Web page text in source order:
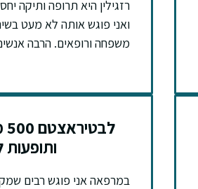
רזגילין היא תרופה ותיקה
ואני פוגש אותה לא מעט
משפחה ורופאים. הרבה
ותופעות
במרפאה אני פוגש רבים